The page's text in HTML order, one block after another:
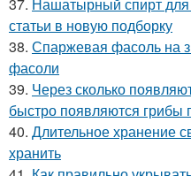
статьи в новую подборку
38. Спаржевая фасоль на
фасоли
39. Через сколько
быстро появляются грибы
40. Длительное хранение
хранить